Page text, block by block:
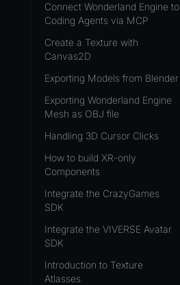
Plugins
Source Control
CI/CD
COMPONENTS
AnimationComponent
Component
InputComponent
LightComponent
MeshComponent
ParticleEffectComponent
TextComponent
ViewComponent
Connect Wonderland Engine to
Coding Agents via MCP
Create a Texture with
Canvas2D
Exporting Models from Blender
Exporting Wonderland Engine
Mesh as OBJ file
Handling 3D Cursor Clicks
How to build XR-only
Components
Integrate the CrazyGames
SDK
Integrate the VIVERSE Avatar
SDK
Introduction to Texture
Atlasses